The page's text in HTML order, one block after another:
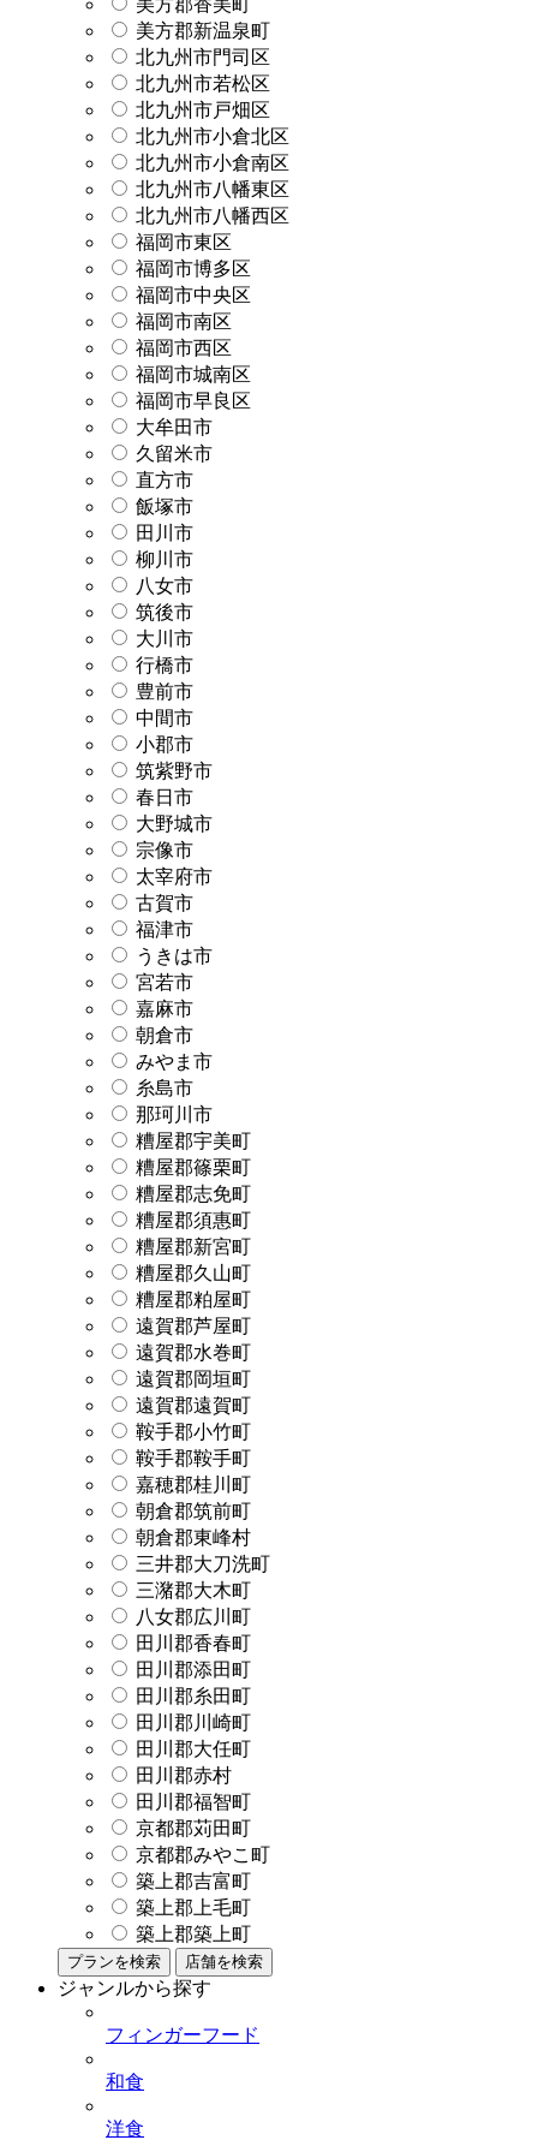
美方郡新温泉町
北九州市門司区
北九州市若松区
北九州市戸畑区
北九州市小倉北区
北九州市小倉南区
北九州市八幡東区
北九州市八幡西区
福岡市東区
福岡市博多区
福岡市中央区
福岡市南区
福岡市西区
福岡市城南区
福岡市早良区
大牟田市
久留米市
直方市
飯塚市
田川市
柳川市
八女市
筑後市
大川市
行橋市
豊前市
中間市
小郡市
筑紫野市
春日市
大野城市
宗像市
太宰府市
古賀市
福津市
うきは市
宮若市
嘉麻市
朝倉市
みやま市
糸島市
那珂川市
糟屋郡宇美町
糟屋郡篠栗町
糟屋郡志免町
糟屋郡須惠町
糟屋郡新宮町
糟屋郡久山町
糟屋郡粕屋町
遠賀郡芦屋町
遠賀郡水巻町
遠賀郡岡垣町
遠賀郡遠賀町
鞍手郡小竹町
鞍手郡鞍手町
嘉穂郡桂川町
朝倉郡筑前町
朝倉郡東峰村
三井郡大刀洗町
三潴郡大木町
八女郡広川町
田川郡香春町
田川郡添田町
田川郡糸田町
田川郡川崎町
田川郡大任町
田川郡赤村
田川郡福智町
京都郡苅田町
京都郡みやこ町
築上郡吉富町
築上郡上毛町
築上郡築上町
プランを検索 店舗を検索
ジャンルから探す
フィンガーフード
和食
洋食